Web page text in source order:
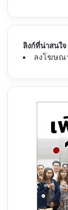
ลิงก์ที่น่าสนใจ
ลงโฆษณ